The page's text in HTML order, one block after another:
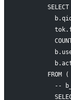
        SELECT
        FROM (
--